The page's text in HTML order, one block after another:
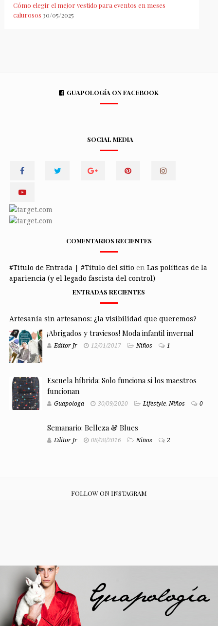
Cómo elegir el mejor vestido para eventos en meses
calurosos 30/05/2025
GUAPOLOGÍA ON FACEBOOK
SOCIAL MEDIA
COMENTARIOS RECIENTES
#Título de Entrada | #Título del sitio en Las políticas de la
apariencia (y el legado fascista del control)
ENTRADAS RECIENTES
Artesanía sin artesanos: ¿la visibilidad que queremos?
¡Abrigados y traviesos! Moda infantil invernal
Editor Jr 12/01/2017 Niños 1
Escuela híbrida: Solo funciona si los maestros
funcionan
Guapologa 30/09/2020 Lifestyle,Niños 0
Semanario: Belleza & Blues
Editor Jr 08/08/2016 Niños 2
FOLLOW ON INSTAGRAM